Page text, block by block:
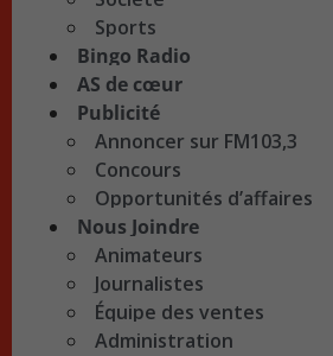
Sports
Bingo Radio
AS de cœur
Publicité
Annoncer sur FM103,3
Concours
Opportunités d’affaires
Nous Joindre
Animateurs
Journalistes
Équipe des ventes
Administration